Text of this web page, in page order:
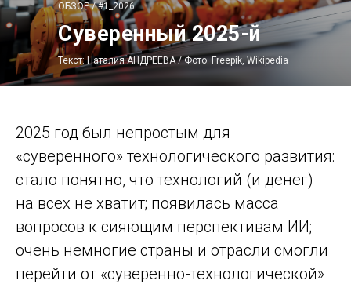
Суверенный 2025-й
ОБЗОР / #1_2026
Текст: Наталия АНДРЕЕВА / Фото: Freepik, Wikipedia
2025 год был непростым для
«суверенного» технологического развития:
стало понятно, что технологий (и денег)
на всех не хватит; появилась масса
вопросов к сияющим перспективам ИИ;
очень немногие страны и отрасли смогли
перейти от «суверенно-­технологической»